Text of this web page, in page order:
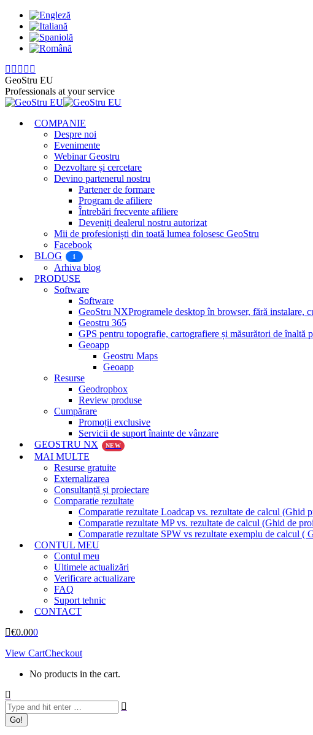
Skip
content
Pagina
Facebook
se
deschide
Pagina
X
se
deschide
o
fereastră
Pagina
Instagram
se
deschide
fereastră
Pagina
YouTube
se
deschide
fereastră
nouă
Linkedin
se
deschide
o
fereastră
nouă
GeoStru EU
Professionals at your service
COMPANIE
Despre noi
Evenimente
Webinar Geostru
Dezvoltare și cercetare
Devino partenerul nostru
Partener de formare
Program de afiliere
Întrebări frecvente afiliere
Deveniți dealerul nostru autorizat
Mii de profesioniști din toată lumea folosesc GeoStru
Facebook
BLOG
1
Arhiva blog
PRODUSE
Software
Software
GeoStru NXProgramele desktop în browser, fără instalare,
Geostru 365
GPS pentru topografie, cartografiere și măsurători de înaltă
Geoapp
Geostru Maps
Geoapp
Resurse
Geodropbox
Review produse
Cumpărare
Promoții exclusive
Servicii de suport înainte de vânzare
GEOSTRU NX
NEW
MAI MULTE
Resurse gratuite
Externalizarea
Consultanță și proiectare
Comparatie rezultate
Comparatie rezultate Loadcap vs. rezultate de calcul (Ghid
Comparatie rezultate MP vs. rezultate de calcul (Ghid de
Comparatie rezultate SPW vs rezultate exemplu de calcul (
CONTUL MEU
Contul meu
Ultimele actualizări
Verificare actualizare
FAQ
Suport tehnic
CONTACT
€0.000
View CartCheckout
No products in the cart.
Search: